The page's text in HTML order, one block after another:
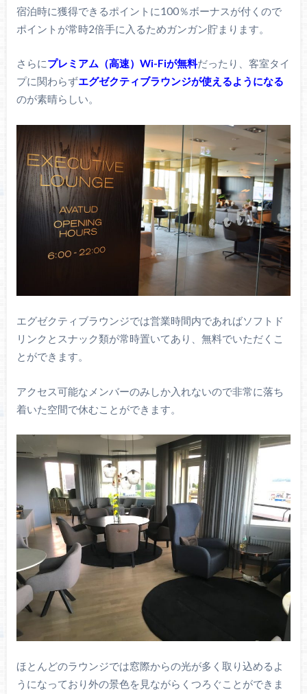
宿泊時に獲得できるポイントに100％ボーナスが付くので
ポイントが常時2倍手に入るためガンガン貯まります。
さらにプレミアム（高速）Wi-Fiが無料だったり、客室タイ
プに関わらずエグゼクティブラウンジが使えるようになる
のが素晴らしい。
エグゼクティブラウンジでは営業時間内であればソフトド
リンクとスナック類が常時置いてあり、無料でいただくこ
とができます。
アクセス可能なメンバーのみしか入れないので非常に落ち
着いた空間で休むことができます。
ほとんどのラウンジでは窓際からの光が多く取り込めるよ
うになっており外の景色を見ながらくつろぐことができま